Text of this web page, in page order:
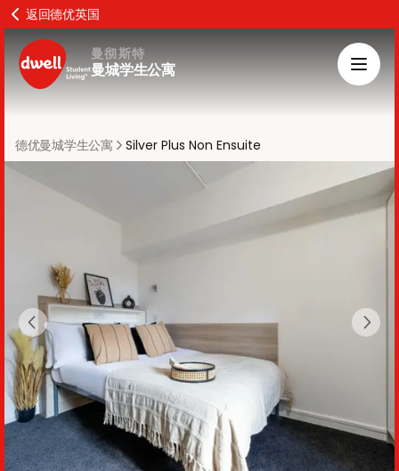
返回德优英国
曼彻斯特
曼城学生公寓
德优曼城学生公寓 Silver Plus Non Ensuite
Previous slide